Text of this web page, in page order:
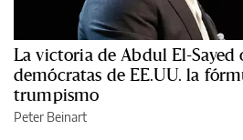
La victoria de Abdul El-Sayed
demócratas de EE.UU. la
trumpismo
Peter Beinart